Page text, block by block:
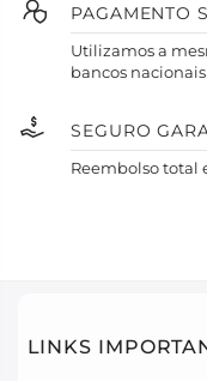
PAGAMENTO
Utilizamos a
bancos
SEGURO
Reembolso total
LINKS